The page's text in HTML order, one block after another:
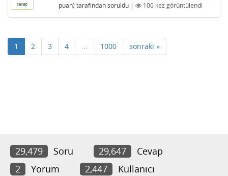
cevap
puan) tarafından soruldu | 100kez görüntülendi
1 2 3 4 ... 1000 sonraki »
29,479 Soru 29,647
Cevap
2
Yorum 2,447 Kullanıcı